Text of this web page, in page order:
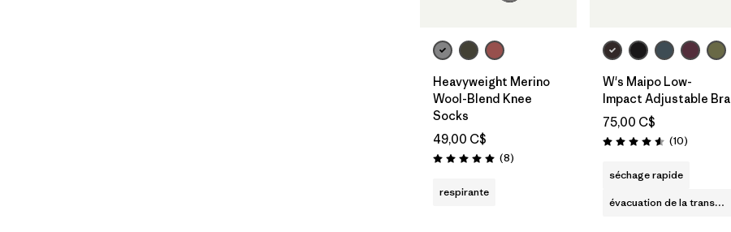
Heavyweight Merino
Wool-Blend Knee
Socks
49,00 C$
Évaluation: 5.0 / 5
(8Avis
)
respirante
W's Maipo Low-
Impact Adjustable Bra
75,00 C$
Évaluation: 4.6 / 5
(10Avis
)
séchage rapide
évacuation de la transpiration